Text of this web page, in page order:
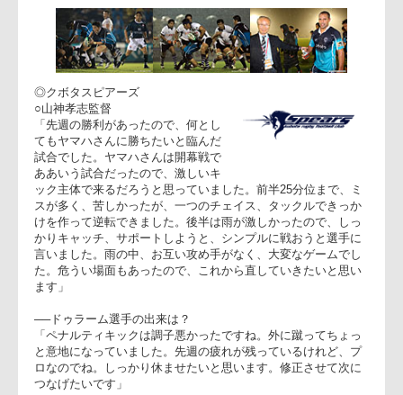
──フラストレーションは？
「セットピースですね。ファーストフェイズまで行かないので
ね」
○大田尾竜彦ゲームキャプテン
「まず、雨の中、磐田から多くのお客様に応援に来ていただい
たことに感謝します。雨でスコアがなかなかできず、クボタさ
んのラインをブレイクすることができませんでした。厳しい試
合でした」
◎クボタスピアーズ
「先週の勝利があったので、何とし
てもヤマハさんに勝ちたいと臨んだ
試合でした。ヤマハさんは開幕戦で
ああいう試合だったので、激しいキ
ック主体で来るだろうと思っていました。前半25分位まで、ミ